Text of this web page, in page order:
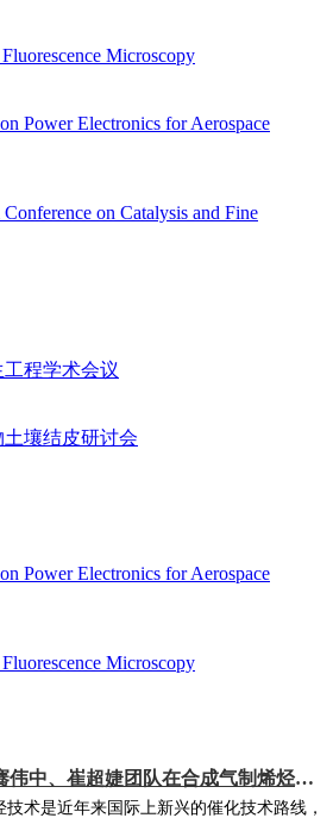
Microscopy
Power Electronics for Aerospace
on Catalysis and Fine
程学术会议
壤结皮研讨会
Power Electronics for Aerospace
Microscopy
伟中、崔超婕团队在合成气制烯烃研
术是近年来国际上新兴的催化技术路线，